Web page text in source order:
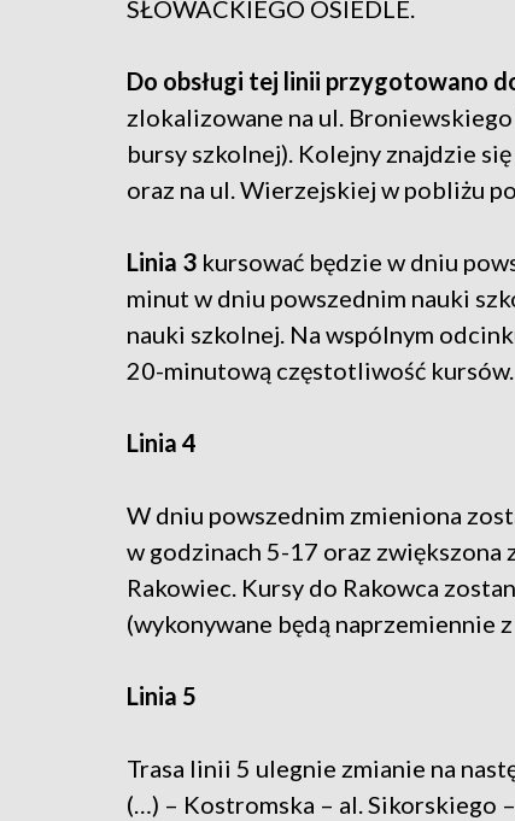
SŁOWACKIEGO OSIEDLE.
Do obsługi tej linii przygotowano
zlokalizowane na ul.
bursy szkolnej). Kolejny znajdzie
oraz na ul. Wierzejskiej w pobliżu
Linia 3 kursować będzie w dniu
minut w dniu powszednim nauki
nauki szkolnej. Na wspólnym
20-minutową częstotliwość kursów.
Linia 4
W dniu powszednim zmieniona
w godzinach 5-17 oraz
Rakowiec. Kursy do Rakowca
(wykonywane będą naprzemiennie
Linia 5
Trasa linii 5 ulegnie zmianie na
(…) – Kostromska – al. Sikorskiego